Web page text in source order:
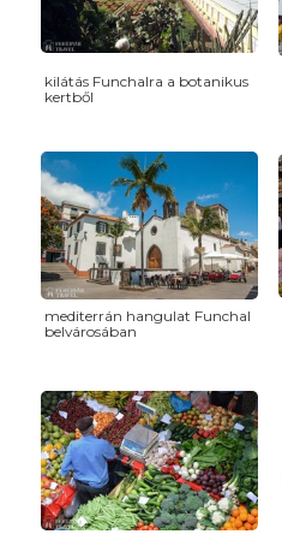
kilátás Funchalra a botanikus
kertből
mediterrán hangulat Funchal
belvárosában